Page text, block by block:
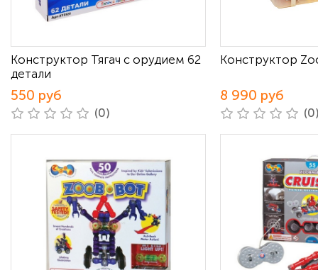
Конструктор Тягач с орудием 62
детали
550 руб
(0)
Конструктор
8 990 руб